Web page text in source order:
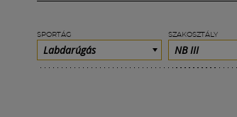
SPORTÁG
Labdarúgás
SZAKOSZTÁLY
NB III